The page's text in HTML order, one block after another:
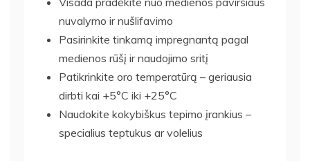
nuvalymo ir nušlifavimo
Pasirinkite tinkamą impregnantą pagal
medienos rūšį ir naudojimo sritį
Patikrinkite oro temperatūrą – geriausia
dirbti kai +5°C iki +25°C
Naudokite kokybiškus tepimo įrankius –
specialius teptukus ar volelius